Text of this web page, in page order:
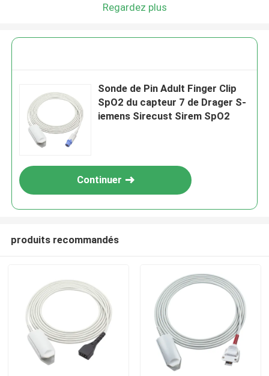
Regardez plus
Sonde de Pin Adult Finger Clip
SpO2 du capteur 7 de Drager S-
iemens Sirecust Sirem SpO2
Continuer
produits recommandés